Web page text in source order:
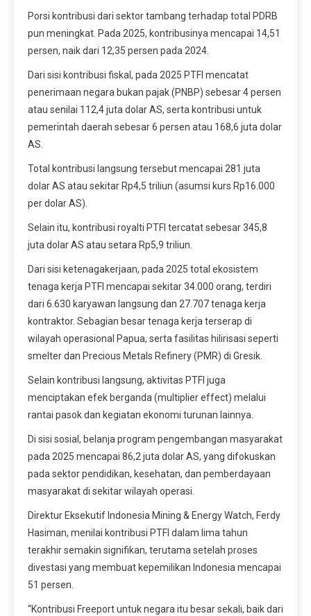
Porsi kontribusi dari sektor tambang terhadap total PDRB
pun meningkat. Pada 2025, kontribusinya mencapai 14,51
persen, naik dari 12,35 persen pada 2024.
Dari sisi kontribusi fiskal, pada 2025 PTFI mencatat
penerimaan negara bukan pajak (PNBP) sebesar 4 persen
atau senilai 112,4 juta dolar AS, serta kontribusi untuk
pemerintah daerah sebesar 6 persen atau 168,6 juta dolar
AS.
Total kontribusi langsung tersebut mencapai 281 juta
dolar AS atau sekitar Rp4,5 triliun (asumsi kurs Rp16.000
per dolar AS).
Selain itu, kontribusi royalti PTFI tercatat sebesar 345,8
juta dolar AS atau setara Rp5,9 triliun.
Dari sisi ketenagakerjaan, pada 2025 total ekosistem
tenaga kerja PTFI mencapai sekitar 34.000 orang, terdiri
dari 6.630 karyawan langsung dan 27.707 tenaga kerja
kontraktor. Sebagian besar tenaga kerja terserap di
wilayah operasional Papua, serta fasilitas hilirisasi seperti
smelter dan Precious Metals Refinery (PMR) di Gresik.
Selain kontribusi langsung, aktivitas PTFI juga
menciptakan efek berganda (multiplier effect) melalui
rantai pasok dan kegiatan ekonomi turunan lainnya.
Di sisi sosial, belanja program pengembangan masyarakat
pada 2025 mencapai 86,2 juta dolar AS, yang difokuskan
pada sektor pendidikan, kesehatan, dan pemberdayaan
masyarakat di sekitar wilayah operasi.
Direktur Eksekutif Indonesia Mining & Energy Watch, Ferdy
Hasiman, menilai kontribusi PTFI dalam lima tahun
terakhir semakin signifikan, terutama setelah proses
divestasi yang membuat kepemilikan Indonesia mencapai
51 persen.
“Kontribusi Freeport untuk negara itu besar sekali, baik dari